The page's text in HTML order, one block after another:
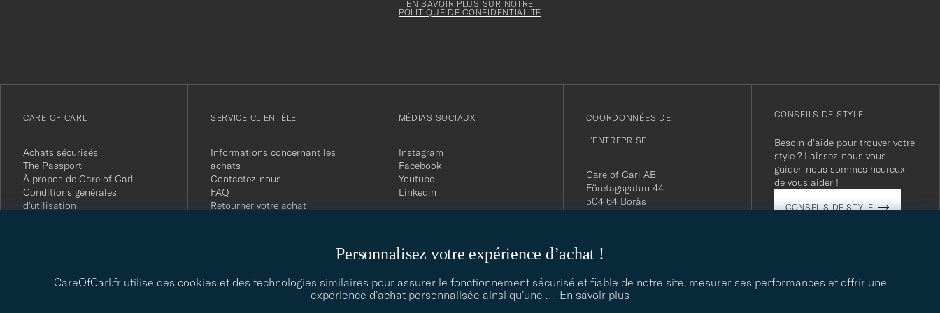
Personnalisez votre expérience d’achat !
CareOfCarl.fr utilise des cookies et des technologies similaires pour assurer le fonctionnement sécurisé et fiable de notre site, mesurer ses performances et offrir une
expérience d’achat personnalisée ainsi qu’une … En savoir plus
newsletter
EN SAVOIR PLUS SUR NOTRE
POLITIQUE DE CONFIDENTIALITÉ
CARE OF CARL
Achats sécurisés
The Passport
À propos de Care of Carl
Conditions générales
d'utilisation
SERVICE CLIENTÈLE
Informations concernant les
achats
Contactez-nous
FAQ
Retourner votre achat
MÉDIAS SOCIAUX
Instagram
Facebook
Youtube
Linkedin
COORDONNÉES DE
L'ENTREPRISE
Care of Carl AB
Företagsgatan 44
504 64 Borås
contact@careofcarl.com
5PM CET/CEST
CONSEILS DE STYLE
Besoin d'aide pour trouver votre
style ? Laissez-nous vous
guider, nous sommes heureux
de vous aider !
CONSEILS DE STYLE